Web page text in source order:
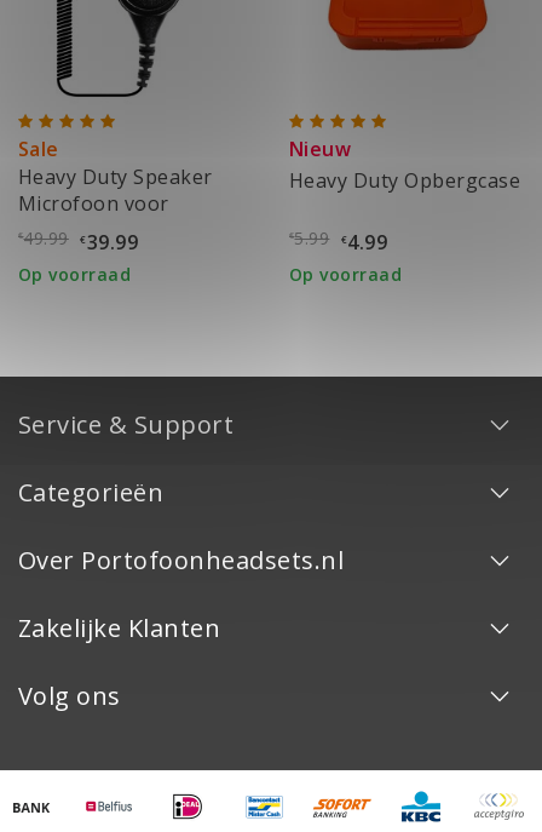
Sale
Heavy Duty Speaker
Microfoon voor
Motorola DP2400,
DP2600
€49.99 €39.99
Op voorraad
Nieuw
Heavy Duty Opbergcase
€5.99 €4.99
Op voorraad
Service & Support
Categorieën
Over Portofoonheadsets.nl
Zakelijke Klanten
Volg ons